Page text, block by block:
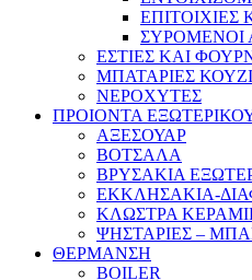
ΣΥΡΟΜΕΝΟΙ
ΕΣΤΙΕΣ ΚΑΙ
ΜΠΑΤΑΡΙΕΣ
ΝΕΡΟΧΥΤΕΣ
ΠΡΟΙΟΝΤΑ
ΑΞΕΣΟΥΑΡ
ΒΟΤΣΑΛΑ
ΒΡΥΣΑΚΙΑ
ΕΚΚΛΗΣΑΚΙΑ-
ΚΛΩΣΤΡΑ
ΨΗΣΤΑΡΙΕΣ –
ΘΕΡΜΑΝΣΗ
BOILER